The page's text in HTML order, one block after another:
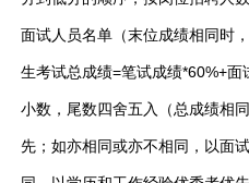
面试人员名单（末位成绩相同时
生考试总成绩=笔试成绩*60%+
小数，尾数四舍五入（总成绩相
先；如亦相同或亦不相同，以面